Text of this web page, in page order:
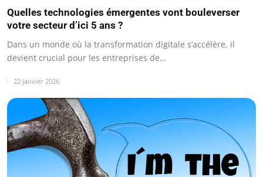
Quelles technologies émergentes vont bouleverser
votre secteur d’ici 5 ans ?
Dans un monde où la transformation digitale s’accélère, il
devient crucial pour les entreprises de…
22 janvier 2026